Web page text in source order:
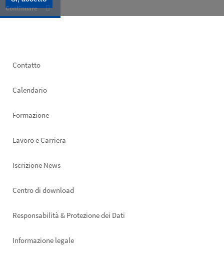
Footer
Contatto
Calendario
Formazione
Lavoro e Carriera
Iscrizione News
Footer
Centro di download
Responsabilità & Protezione dei Dati
Informazione legale